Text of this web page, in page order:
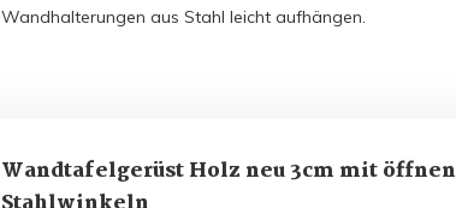
Wandhalterungen aus Stahl leicht aufhängen.
Wandtafelgerüst Holz neu 3cm mit öffnen